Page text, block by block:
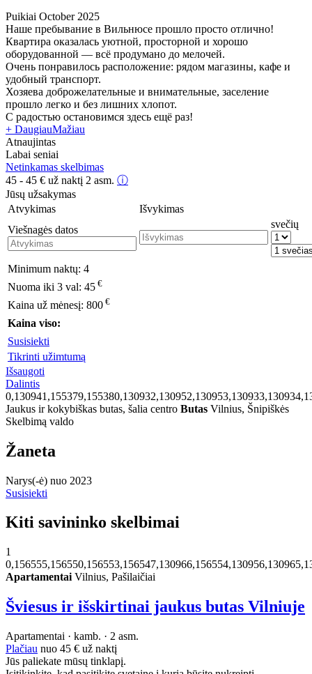
Puikiai October 2025
Наше пребывание в Вильнюсе прошло просто отлично!
Квартира оказалась уютной, просторной и хорошо
оборудованной — всё продумано до мелочей.
Очень понравилось расположение: рядом магазины, кафе и
удобный транспорт.
Хозяева доброжелательные и внимательные, заселение
прошло легко и без лишних хлопот.
С радостью остановимся здесь ещё раз!
+ DaugiauMažiau
Atnaujintas
Labai seniai
Netinkamas skelbimas
45 - 45 € už naktį 2 asm. ⓘ
Jūsų užsakymas
Atvykimas
Išvykimas
Viešnagės datos
svečių
Minimum naktų: 4
Nuoma iki 3 val: 45 €
Kaina už mėnesį: 800 €
Kaina viso:
Susisiekti
Tikrinti užimtumą
Išsaugoti
Dalintis
Jaukus ir kokybiškas butas, šalia centro Butas Vilnius, Šnipiškės
Skelbimą valdo
Žaneta
Narys(-ė) nuo 2023
Susisiekti
Kiti savininko skelbimai
1
Apartamentai Vilnius, Pašilaičiai
Šviesus ir išskirtinai jaukus butas Vilniuje
Apartamentai · kamb. · 2 asm.
Plačiau nuo 45 € už naktį
Jūs paliekate mūsų tinklapį.